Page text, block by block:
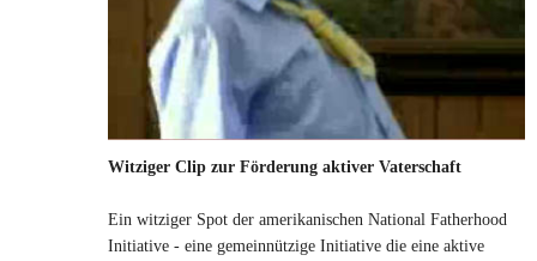
Witziger Clip zur Förderung aktiver Vaterschaft
Ein witziger Spot der amerikanischen National Fatherhood
Initiative - eine gemeinnützige Initiative die eine aktive